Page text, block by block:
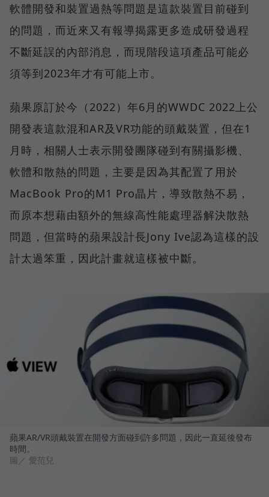
軟體開發和裝置過熱等問題是這款裝置目前碰到
的問題，而近來又有報導揭露更多造成研發過程
不斷延誤的內部消息，而現階段這項產品可能必
須等到2023年才有可能上市。
蘋果原訂於今（2022）年6月的WWDC 2022上公
開發表這款混和AR及VR功能的頭戴裝置，但在1
月時，相關人士表示開發團隊碰到有關攝影機、
軟體和散熱的問題，主要是因為其配置了用於
MacBook Pro的M1 Pro晶片，導致散熱不易，
而原本想藉由額外的無線高性能處理器解決散熱
問題，但當時的蘋果設計長Jony Ive認為這樣的設
計太過笨重，因此計畫就這樣被中斷。
蘋果AR/VR頭戴裝置在開發方面碰到許多問題，因此一直延後發布
時間。
圖／ 愛范兒